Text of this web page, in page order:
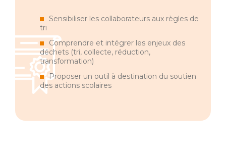
Sensibiliser les collaborateurs aux règles de
tri
Comprendre et intégrer les enjeux des
déchets (tri, collecte, réduction,
transformation)
Proposer un outil à destination du soutien
des actions scolaires